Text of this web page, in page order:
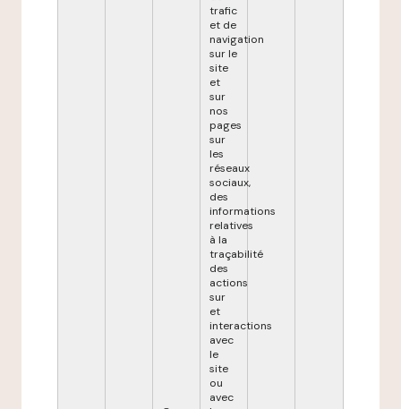
trafic
et de
navigation
sur le
site
et
sur
nos
pages
sur
les
réseaux
sociaux,
des
informations
relatives
à la
traçabilité
des
actions
sur
et
interactions
avec
le
site
ou
avec